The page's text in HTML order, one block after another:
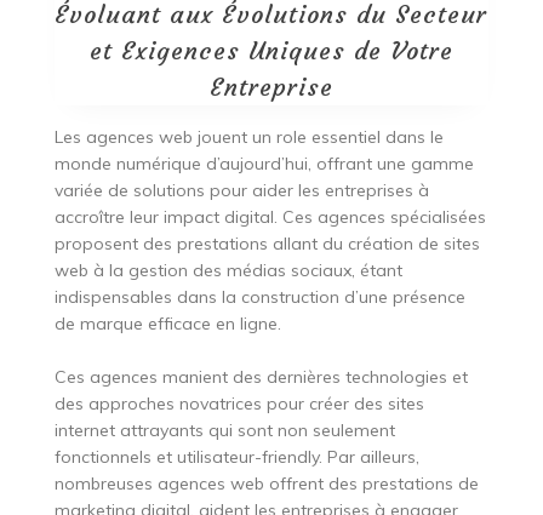
Évoluant aux Évolutions du Secteur
et Exigences Uniques de Votre
Entreprise
Les agences web jouent un role essentiel dans le
monde numérique d’aujourd’hui, offrant une gamme
variée de solutions pour aider les entreprises à
accroître leur impact digital. Ces agences spécialisées
proposent des prestations allant du création de sites
web à la gestion des médias sociaux, étant
indispensables dans la construction d’une présence
de marque efficace en ligne.
Ces agences manient des dernières technologies et
des approches novatrices pour créer des sites
internet attrayants qui sont non seulement
fonctionnels et utilisateur-friendly. Par ailleurs,
nombreuses agences web offrent des prestations de
marketing digital, aident les entreprises à engager